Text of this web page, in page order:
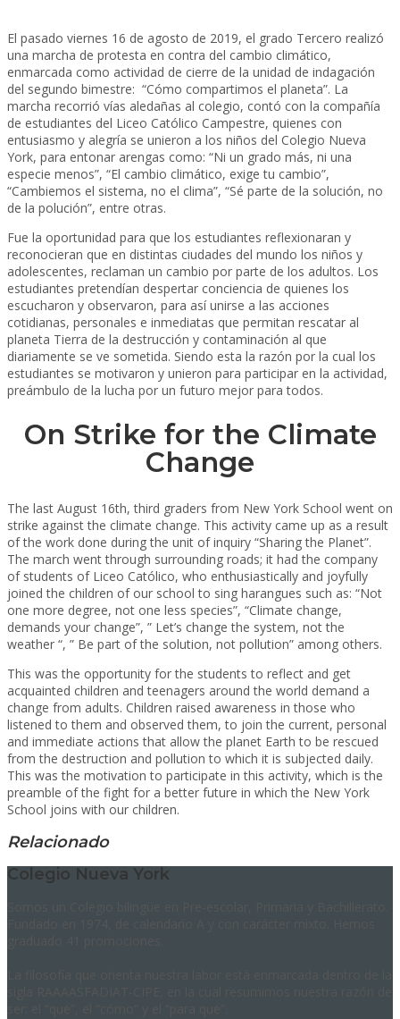
El pasado viernes 16 de agosto de 2019, el grado Tercero realizó
una marcha de protesta en contra del cambio climático,
enmarcada como actividad de cierre de la unidad de indagación
del segundo bimestre: “Cómo compartimos el planeta”. La
marcha recorrió vías aledañas al colegio, contó con la compañía
de estudiantes del Liceo Católico Campestre, quienes con
entusiasmo y alegría se unieron a los niños del Colegio Nueva
York, para entonar arengas como: “Ni un grado más, ni una
especie menos”, “El cambio climático, exige tu cambio”,
“Cambiemos el sistema, no el clima”, “Sé parte de la solución, no
de la polución”, entre otras.
Fue la oportunidad para que los estudiantes reflexionaran y
reconocieran que en distintas ciudades del mundo los niños y
adolescentes, reclaman un cambio por parte de los adultos. Los
estudiantes pretendían despertar conciencia de quienes los
escucharon y observaron, para así unirse a las acciones
cotidianas, personales e inmediatas que permitan rescatar al
planeta Tierra de la destrucción y contaminación al que
diariamente se ve sometida. Siendo esta la razón por la cual los
estudiantes se motivaron y unieron para participar en la actividad,
preámbulo de la lucha por un futuro mejor para todos.
On Strike for the Climate
Change
The last August 16th, third graders from New York School went on
strike against the climate change. This activity came up as a result
of the work done during the unit of inquiry “Sharing the Planet”.
The march went through surrounding roads; it had the company
of students of Liceo Católico, who enthusiastically and joyfully
joined the children of our school to sing harangues such as: “Not
one more degree, not one less species”, “Climate change,
demands your change”, ” Let’s change the system, not the
weather “, ” Be part of the solution, not pollution” among others.
This was the opportunity for the students to reflect and get
acquainted children and teenagers around the world demand a
change from adults. Children raised awareness in those who
listened to them and observed them, to join the current, personal
and immediate actions that allow the planet Earth to be rescued
from the destruction and pollution to which it is subjected daily.
This was the motivation to participate in this activity, which is the
preamble of the fight for a better future in which the New York
School joins with our children.
Relacionado
Colegio Nueva York